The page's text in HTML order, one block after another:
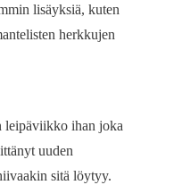
lisäyksiä, kuten
herkkujen
leipäviikko ihan joka
uuden
sitä löytyy.